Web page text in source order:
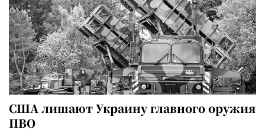
США лишают Украину главного оружия
ПВО